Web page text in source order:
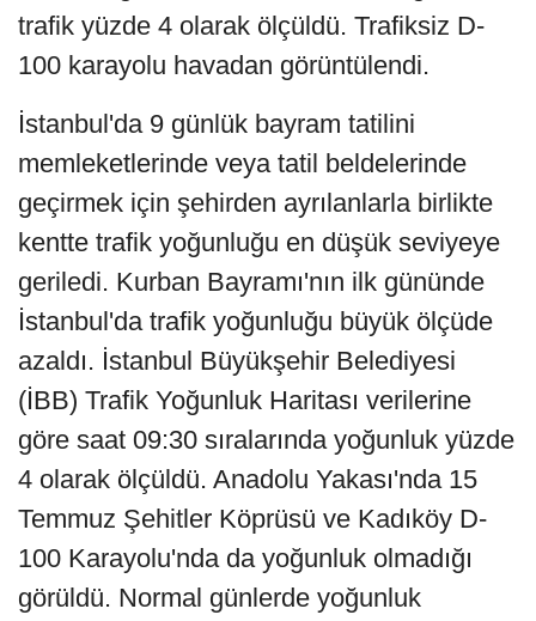
trafik yüzde 4 olarak ölçüldü. Trafiksiz D-
100 karayolu havadan görüntülendi.
İstanbul'da 9 günlük bayram tatilini
memleketlerinde veya tatil beldelerinde
geçirmek için şehirden ayrılanlarla birlikte
kentte trafik yoğunluğu en düşük seviyeye
geriledi. Kurban Bayramı'nın ilk gününde
İstanbul'da trafik yoğunluğu büyük ölçüde
azaldı. İstanbul Büyükşehir Belediyesi
(İBB) Trafik Yoğunluk Haritası verilerine
göre saat 09:30 sıralarında yoğunluk yüzde
4 olarak ölçüldü. Anadolu Yakası'nda 15
Temmuz Şehitler Köprüsü ve Kadıköy D-
100 Karayolu'nda da yoğunluk olmadığı
görüldü. Normal günlerde yoğunluk